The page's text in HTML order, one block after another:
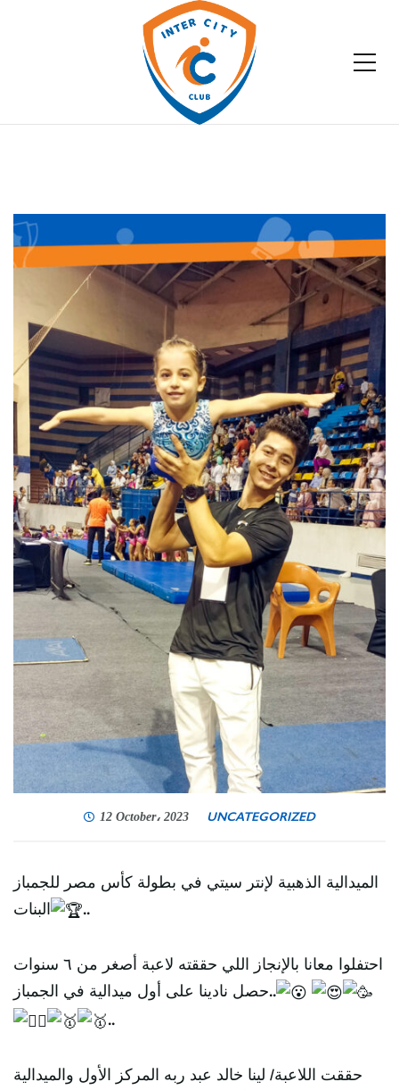
12 October، 2023 UNCATEGORIZED
الميدالية الذهبية لإنتر سيتي في بطولة كأس مصر للجمباز
البنات
..
احتفلوا معانا بالإنجاز اللي حققته لاعبة أصغر من ٦ سنوات
..
حققت اللاعبة/ لينا خالد عبد ربه المركز الأول والميدالية